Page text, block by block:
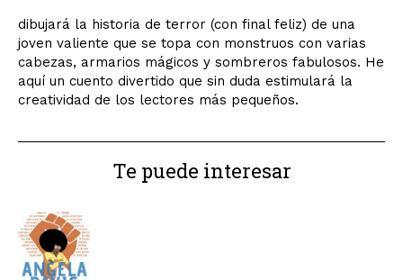
dibujará la historia de terror (con final feliz) de una
joven valiente que se topa con monstruos con varias
cabezas, armarios mágicos y sombreros fabulosos. He
aquí un cuento divertido que sin duda estimulará la
creatividad de los lectores más pequeños.
Te puede interesar